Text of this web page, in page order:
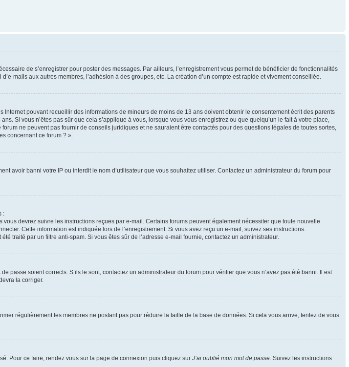
de s’enregistrer pour poster des messages. Par ailleurs, l’enregistrement vous permet de bénéficier de fonctionnalités
mails aux autres membres, l’adhésion à des groupes, etc. La création d’un compte est rapide et vivement conseillée.
pouvant recueillir des informations de mineurs de moins de 13 ans doivent obtenir le consentement écrit des parents
Si vous n’êtes pas sûr que cela s’applique à vous, lorsque vous vous enregistrez ou que quelqu’un le fait à votre place,
ne peuvent pas fournir de conseils juridiques et ne sauraient être contactés pour des questions légales de toutes sortes,
concernant ce forum ? ».
avoir banni votre IP ou interdit le nom d’utilisateur que vous souhaitez utiliser. Contactez un administrateur du forum pour
:
devrez suivre les instructions reçues par e-mail. Certains forums peuvent également nécessiter que toute nouvelle
Cette information est indiquée lors de l’enregistrement. Si vous avez reçu un e-mail, suivez ses instructions.
traité par un filtre anti-spam. Si vous êtes sûr de l’adresse e-mail fournie, contactez un administrateur.
passe soient corrects. S’ils le sont, contactez un administrateur du forum pour vérifier que vous n’avez pas été banni. Il est
la corriger.
régulièrement les membres ne postant pas pour réduire la taille de la base de données. Si cela vous arrive, tentez de vous
Pour ce faire, rendez vous sur la page de connexion puis cliquez sur J’ai oublié mon mot de passe . Suivez les instructions